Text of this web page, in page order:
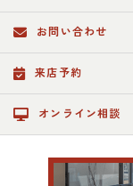
お問い合わせ
来店予約
オンライン相談